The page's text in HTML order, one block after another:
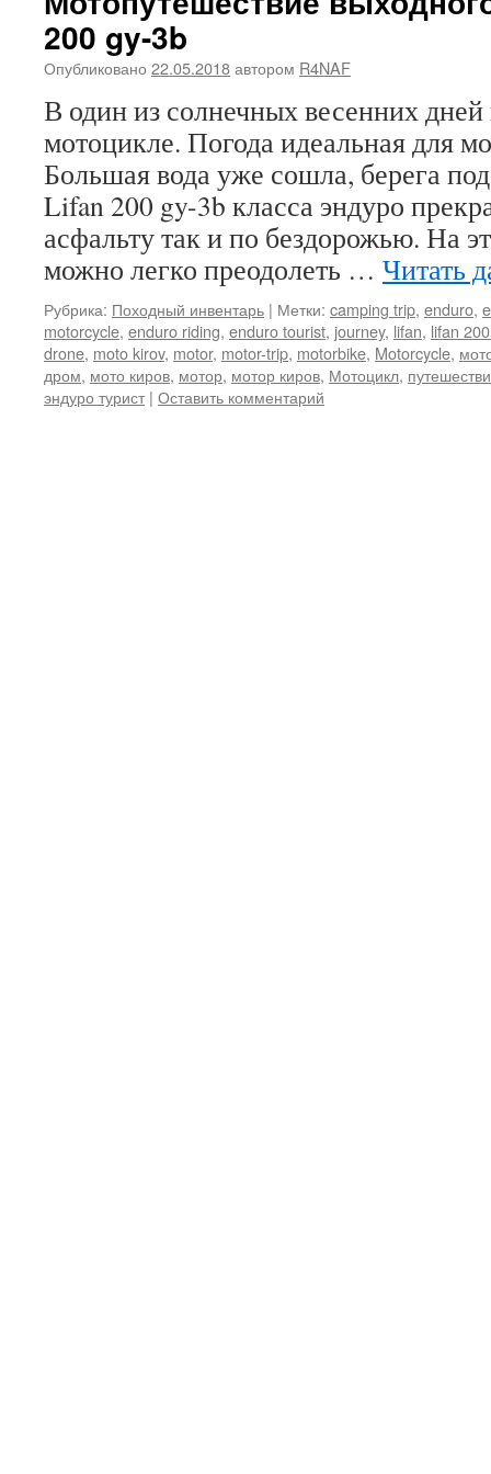
200 gy-3b
Опубликовано 22.05.2018автором R4NAF
В один из солнечных весенних дней
мотоцикле. Погода идеальная для
Большая вода уже сошла, берега
Lifan 200 gy-3b класса эндуро
асфальту так и по бездорожью. На
можно легко преодолеть … Читать
Рубрика: Походный инвентарь | Метки: camping trip, enduro,
motorcycle, enduro riding, enduro tourist, journey, lifan, lifan
drone, moto kirov, motor, motor-trip, motorbike, Motorcycle,
дром, мото киров, мотор, мотор киров, Мотоцикл,
эндуро турист | Оставить комментарий